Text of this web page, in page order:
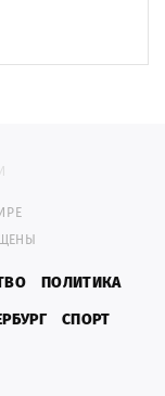
ПОЛИТИКА
СПОРТ